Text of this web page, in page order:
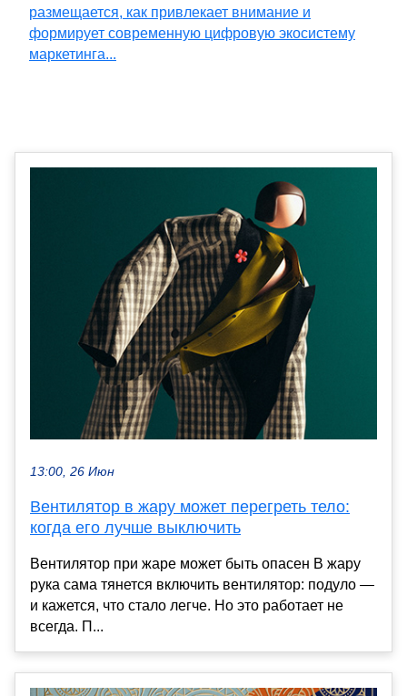
размещается, как привлекает внимание и
формирует современную цифровую экосистему
маркетинга...
13:00, 26 Июн
Вентилятор в жару может перегреть тело:
когда его лучше выключить
Вентилятор при жаре может быть опасен В жару
рука сама тянется включить вентилятор: подуло —
и кажется, что стало легче. Но это работает не
всегда. П...